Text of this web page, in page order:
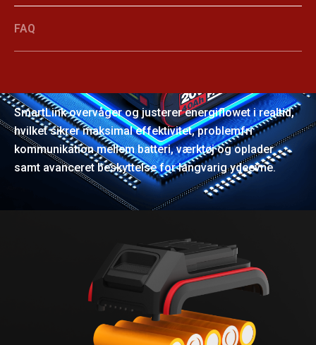
FAQ
SmartLink overvåger og justerer energiflowet i realtid,
hvilket sikrer maksimal effektivitet, problemfri
kommunikation mellem batteri, værktøj og oplader
samt avanceret beskyttelse for langvarig ydeevne.